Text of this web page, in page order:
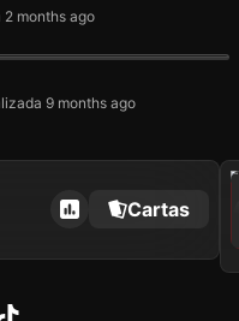
months ago
9 months ago
Cartas
2024